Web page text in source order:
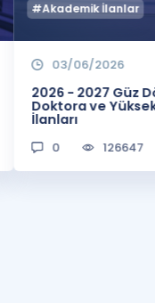
#Akademik İlanlar
03/06/2026
2026 - 2027 Güz
Doktora ve
İlanları
0 126647